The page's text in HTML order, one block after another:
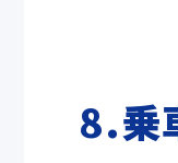
8.乗